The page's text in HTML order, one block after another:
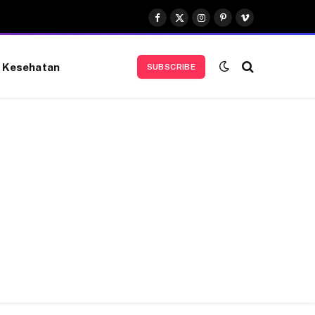
Facebook
X
(Twitter)
Instagram
Pinterest
Vimeo
Kesehatan SUBSCRIBE